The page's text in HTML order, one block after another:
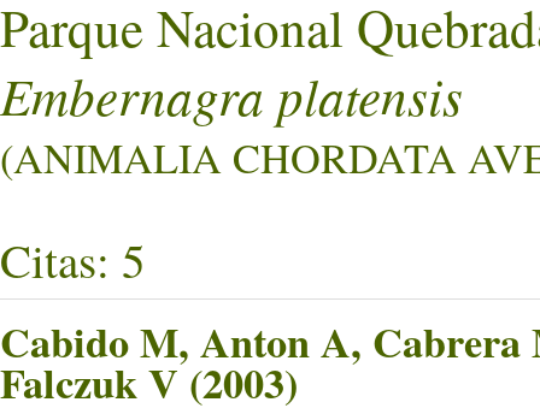
Parque Nacional
Embernagra platensis
(ANIMALIA CHORDATA
Citas: 5
Cabido M, Anton A,
Falczuk V (2003)